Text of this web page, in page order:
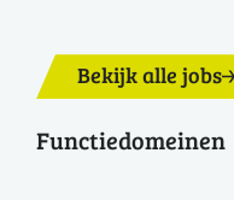
Bekijk alle jobs
Functiedomeinen